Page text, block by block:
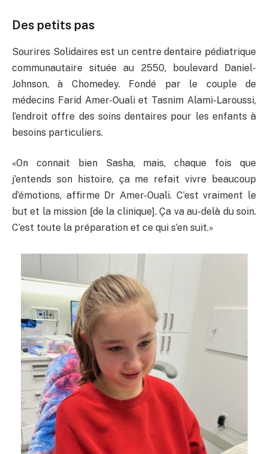
Des petits pas
Sourires Solidaires est un centre dentaire pédiatrique
communautaire située au 2550, boulevard Daniel-
Johnson, à Chomedey. Fondé par le couple de
médecins Farid Amer-Ouali et Tasnim Alami-Laroussi,
l’endroit offre des soins dentaires pour les enfants à
besoins particuliers.
«On connait bien Sasha, mais, chaque fois que
j’entends son histoire, ça me refait vivre beaucoup
d’émotions, affirme Dr Amer-Ouali. C’est vraiment le
but et la mission [de la clinique]. Ça va au-delà du soin.
C’est toute la préparation et ce qui s’en suit.»